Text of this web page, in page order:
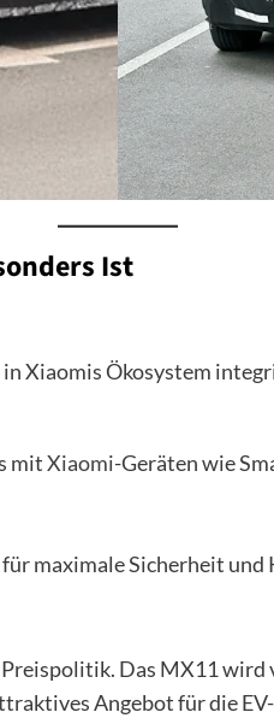
Ist
Xiaomis Ökosystem
mitXiaomi-Geräten wie
maximale Sicherheit und
Das MX11
Angebot für die